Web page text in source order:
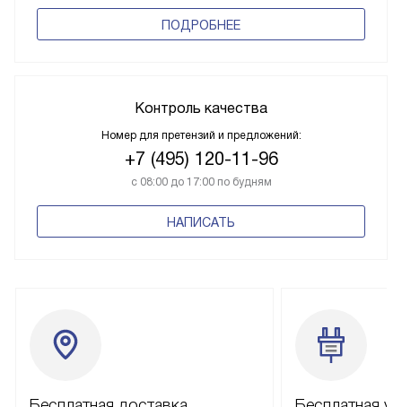
ПОДРОБНЕЕ
Контроль качества
Номер для претензий и предложений:
+7 (495) 120-11-96
с 08:00 до 17:00 по будням
НАПИСАТЬ